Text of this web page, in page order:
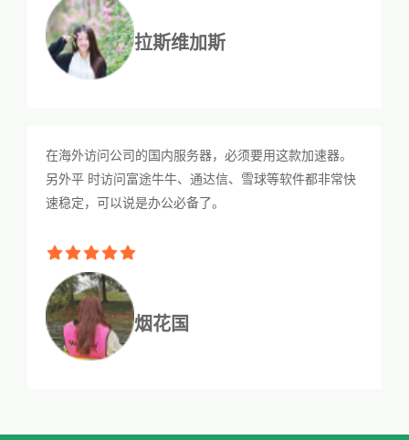
拉斯维加斯
在海外访问公司的国内服务器，必须要用这款加速器。
另外平 时访问富途牛牛、通达信、雪球等软件都非常快
速稳定，可以说是办公必备了。
烟花国